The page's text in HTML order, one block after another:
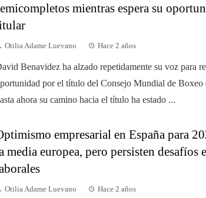
mientras espera su
Otilia Adame Luevano Hace 2 años
Benavidez ha alzado repetidamente su voz para
por el título del Consejo Mundial de
ahora su camino hacia el título ha estado ...
empresarial en España para
media europea, pero persisten desafíos
Otilia Adame Luevano Hace 2 años